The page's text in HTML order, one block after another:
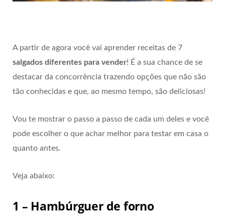
A partir de agora você vai aprender receitas de 7
salgados diferentes para vender! É a sua chance de se
destacar da concorrência trazendo opções que não são
tão conhecidas e que, ao mesmo tempo, são deliciosas!
Vou te mostrar o passo a passo de cada um deles e você
pode escolher o que achar melhor para testar em casa o
quanto antes.
Veja abaixo:
1 – Hambúrguer de forno